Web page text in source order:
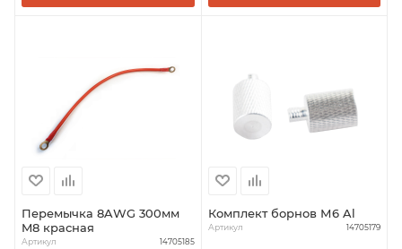
Перемычка 8AWG 300мм
M8 красная
Артикул 14705185
Комплект борнов М6 Al
Артикул 14705179